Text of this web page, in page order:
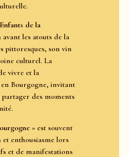
de la
les atouts de la
pittoresques, son vin
culturel. La
vivre et la
Bourgogne, invitant
des moments
» est souvent
enthousiasme lors
et de manifestations